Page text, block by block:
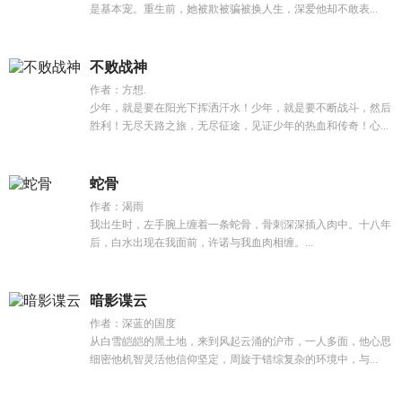
是基本宠。重生前，她被欺被骗被换人生，深爱他却不敢表...
不败战神
作者：方想.
少年，就是要在阳光下挥洒汗水！少年，就是要不断战斗，然后
胜利！无尽天路之旅，无尽征途，见证少年的热血和传奇！心...
蛇骨
作者：渴雨
我出生时，左手腕上缠着一条蛇骨，骨刺深深插入肉中。十八年
后，白水出现在我面前，许诺与我血肉相缠。...
暗影谍云
作者：深蓝的国度
从白雪皑皑的黑土地，来到风起云涌的沪市，一人多面，他心思
细密他机智灵活他信仰坚定，周旋于错综复杂的环境中，与...